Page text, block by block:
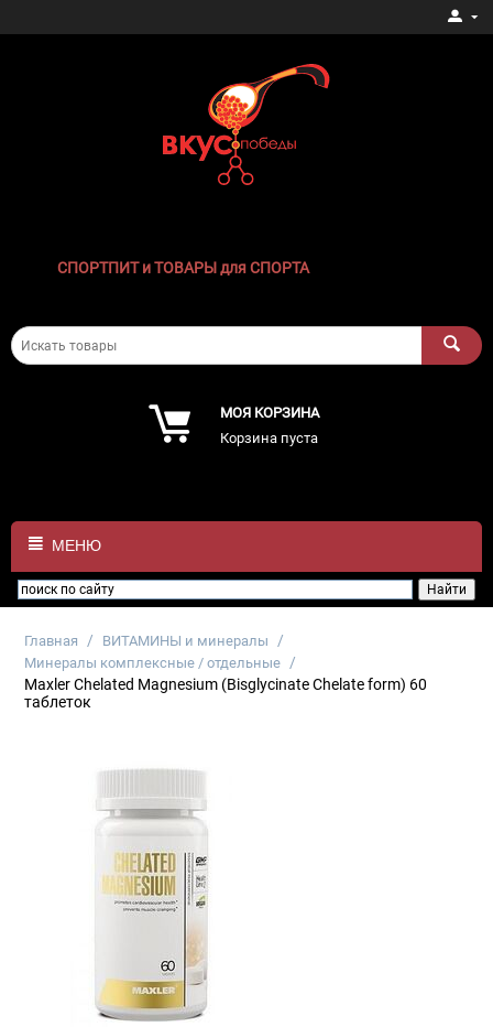
СПОРТПИТ и ТОВАРЫ для СПОРТА
МОЯ КОРЗИНА
Корзина пуста
МЕНЮ
Главная / ВИТАМИНЫ и минералы /
Минералы комплексные / отдельные /
Maxler Chelated Magnesium (Bisglycinate Chelate form) 60
таблеток